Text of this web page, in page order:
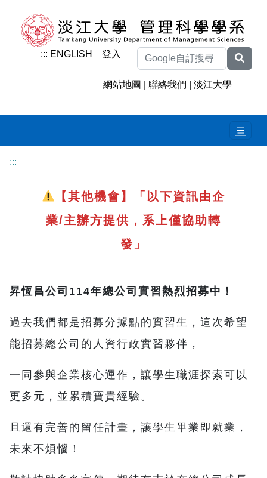
::: ENGLISH 登入
網站地圖 |聯絡我們 |淡江大學
:::
【其他機會】「以下資訊由企
業/主辦方提供，系上僅協助轉
發」
昇恆昌公司114年總公司實習熱烈招募中！
過去我們都是招募分據點的實習生，這次希望
能招募總公司的人資行政實習夥伴，
一同參與企業核心運作，讓學生職涯探索可以
更多元，並累積寶貴經驗。
且還有完善的留任計畫，讓學生畢業即就業，
未來不煩惱！